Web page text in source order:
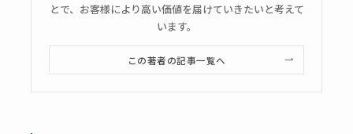
とで、お客様により高い価値を届けていきたいと考えて
います。
この著者の記事一覧へ